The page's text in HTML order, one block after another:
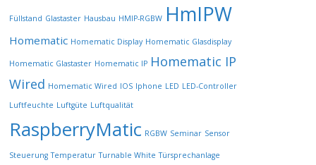
e
d
e
Füllstand Glastaster Hausbau HMIP-RGBW HmIPW
Homematic Homematic Display Homematic Glasdisplay
Homematic Glastaster Homematic IP Homematic IP
Wired Homematic Wired IOS Iphone LED LED-Controller
Luftfeuchte Luftgüte Luftqualität
RaspberryMatic RGBW Seminar Sensor
Steuerung Temperatur Turnable White Türsprechanlage